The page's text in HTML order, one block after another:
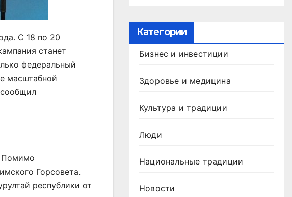
С 18 по 20
станет
федеральный
масштабной
Помимо
Горсовета.
республики от
Категории
Бизнес и инвестиции
Здоровье и медицина
Культура и традиции
Люди
Национальные традиции
Новости